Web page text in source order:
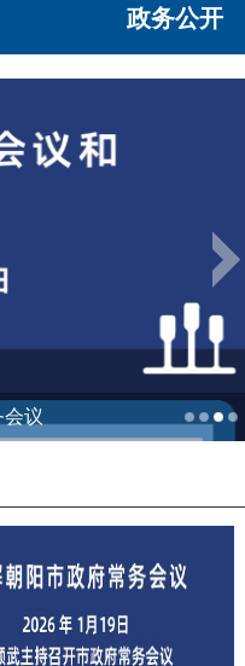
政务公开